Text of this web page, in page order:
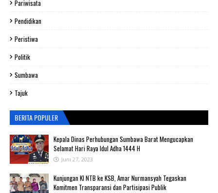
Pariwisata
Pendidikan
Peristiwa
Politik
Sumbawa
Tajuk
BERITA POPULER
Kepala Dinas Perhubungan Sumbawa Barat Mengucapkan
Selamat Hari Raya Idul Adha 1444 H
Juni 27, 2023
Kunjungan KI NTB ke KSB, Amar Nurmansyah Tegaskan
Komitmen Transparansi dan Partisipasi Publik